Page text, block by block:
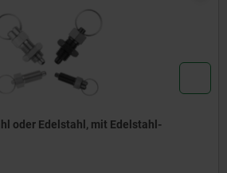
mit Edelstahl-